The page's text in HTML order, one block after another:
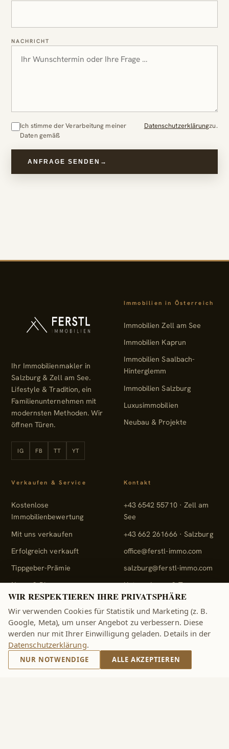
NACHRICHT
Ich stimme der Verarbeitung meiner
Daten gemäß
Datenschutzerklärungzu.
ANFRAGE SENDEN →
Ihr Immobilienmakler in
Salzburg & Zell am See.
Lifestyle & Tradition, ein
Familienunternehmen mit
modernsten Methoden. Wir
öffnen Türen.
IG
Instagram
FB
Facebook
TT
TikTok
YT
YouTube
Immobilien in Österreich
Immobilien Zell am See
Immobilien Kaprun
Immobilien Saalbach-
Hinterglemm
Immobilien Salzburg
Luxusimmobilien
Neubau & Projekte
Verkaufen & Service
Kostenlose
Immobilienbewertung
Mit uns verkaufen
Erfolgreich verkauft
Tippgeber-Prämie
News & Blog
Kontakt
+43 6542 55710 · Zell am
See
+43 662 261666 · Salzburg
office@ferstl-immo.com
salzburg@ferstl-immo.com
Unternehmen & Team
Standorte
Zell am See
Kitzsteinhornstraße 16
5700 Zell am See, Österreich
Salzburg
WIR RESPEKTIEREN IHRE PRIVATSPHÄRE
Wir verwenden Cookies für Statistik und Marketing (z. B.
Google, Meta), um unser Angebot zu verbessern. Diese
werden nur mit Ihrer Einwilligung geladen. Details in der
Datenschutzerklärung.
NUR NOTWENDIGE ALLE AKZEPTIEREN